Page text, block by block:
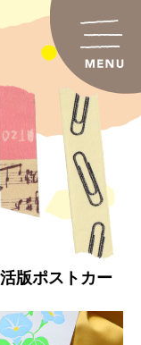
版ポストカー